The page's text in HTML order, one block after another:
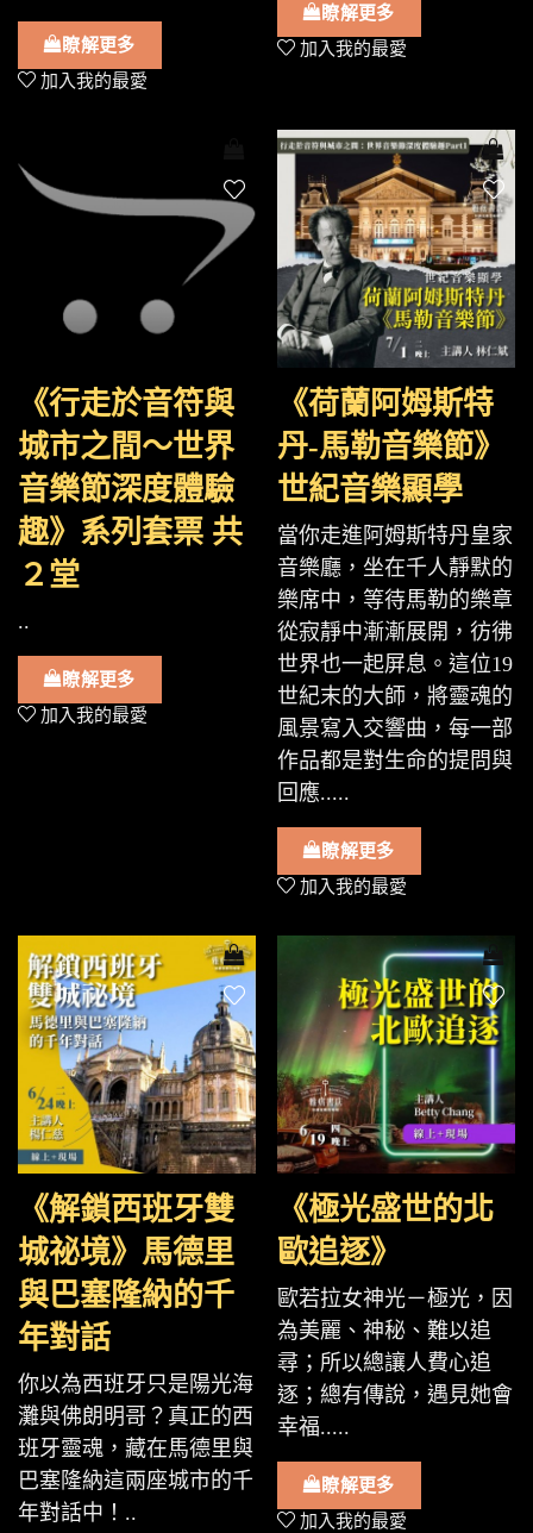
瞭解更多
加入我的最愛
瞭解更多
加入我的最愛
《行走於音符與
城市之間～世界
音樂節深度體驗
趣》系列套票 共
２堂
..
瞭解更多
加入我的最愛
《荷蘭阿姆斯特
丹-馬勒音樂節》
世紀音樂顯學
當你走進阿姆斯特丹皇家
音樂廳，坐在千人靜默的
樂席中，等待馬勒的樂章
從寂靜中漸漸展開，彷彿
世界也一起屏息。這位19
世紀末的大師，將靈魂的
風景寫入交響曲，每一部
作品都是對生命的提問與
回應.....
瞭解更多
加入我的最愛
《解鎖西班牙雙
城祕境》馬德里
與巴塞隆納的千
年對話
你以為西班牙只是陽光海
灘與佛朗明哥？真正的西
班牙靈魂，藏在馬德里與
巴塞隆納這兩座城市的千
年對話中！..
《極光盛世的北
歐追逐》
歐若拉女神光－極光，因
為美麗、神秘、難以追
尋；所以總讓人費心追
逐；總有傳說，遇見她會
幸福.....
瞭解更多
加入我的最愛